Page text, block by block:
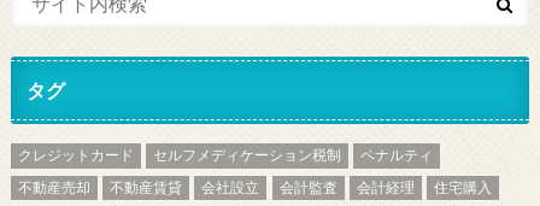
タグ
クレジットカード セルフメディケーション税制
ペナルティ
不動産売却
不動産賃貸 会社設立 会計監査 会計経理
住宅購入